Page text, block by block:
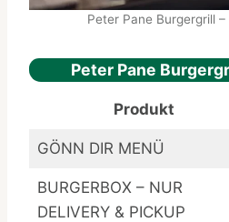
Peter Pane Burgergrill
Peter Pane
Produkt
GÖNN DIR MENÜ
BURGERBOX – NUR
DELIVERY & PICKUP